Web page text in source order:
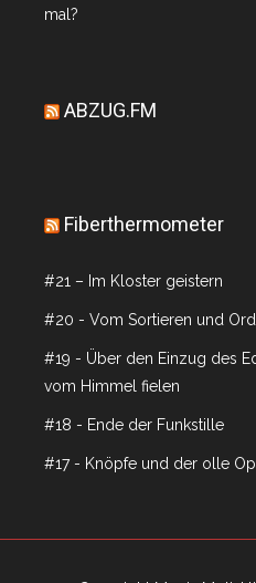
mal?
ABZUG.FM
Fiberthermometer
#21 – Im Kloster geistern
#20 - Vom Sortieren und
#19 - Über den Einzug des
vom Himmel fielen
#18 - Ende der Funkstille
#17 - Knöpfe und der olle